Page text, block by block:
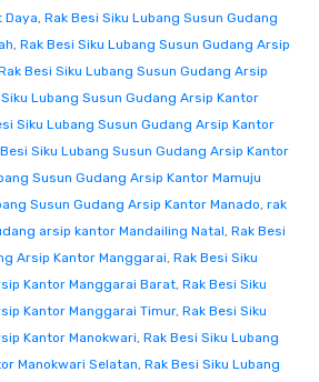
Daya, Rak Besi Siku Lubang Susun Gudang
, Rak Besi Siku Lubang Susun Gudang Arsip
Besi Siku Lubang Susun Gudang Arsip
Lubang Susun Gudang Arsip Kantor
Siku Lubang Susun Gudang Arsip Kantor
Siku Lubang Susun Gudang Arsip Kantor
Susun Gudang Arsip Kantor Mamuju
Susun Gudang Arsip Kantor Manado, rak
arsip kantor Mandailing Natal, Rak Besi
Arsip Kantor Manggarai, Rak Besi Siku
Kantor Manggarai Barat, Rak Besi Siku
Kantor Manggarai Timur, Rak Besi Siku
Kantor Manokwari, Rak Besi Siku Lubang
Manokwari Selatan, Rak Besi Siku Lubang